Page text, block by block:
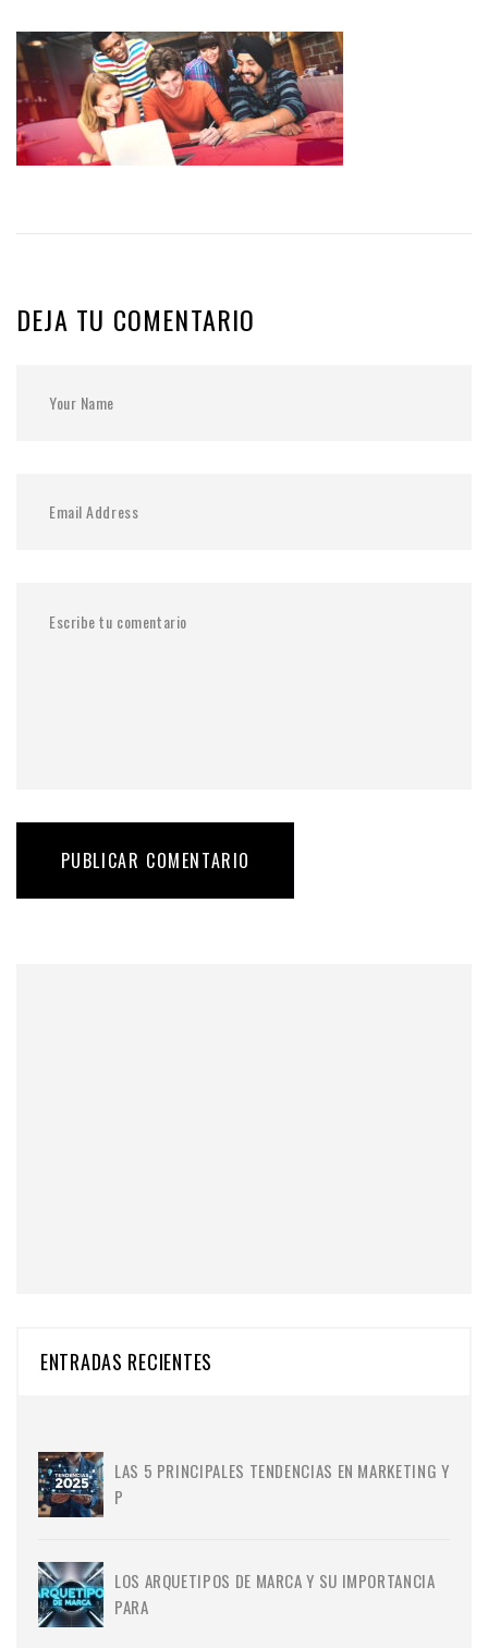
DEJA TU COMENTARIO
PUBLICAR COMENTARIO
ENTRADAS RECIENTES
LAS 5 PRINCIPALES TENDENCIAS EN MARKETING Y
P
LOS ARQUETIPOS DE MARCA Y SU IMPORTANCIA
PARA